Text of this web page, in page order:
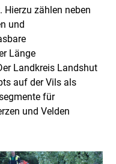
zählen neben
und
Länge
Landkreis Landshut
auf der Vils als
für
und Velden